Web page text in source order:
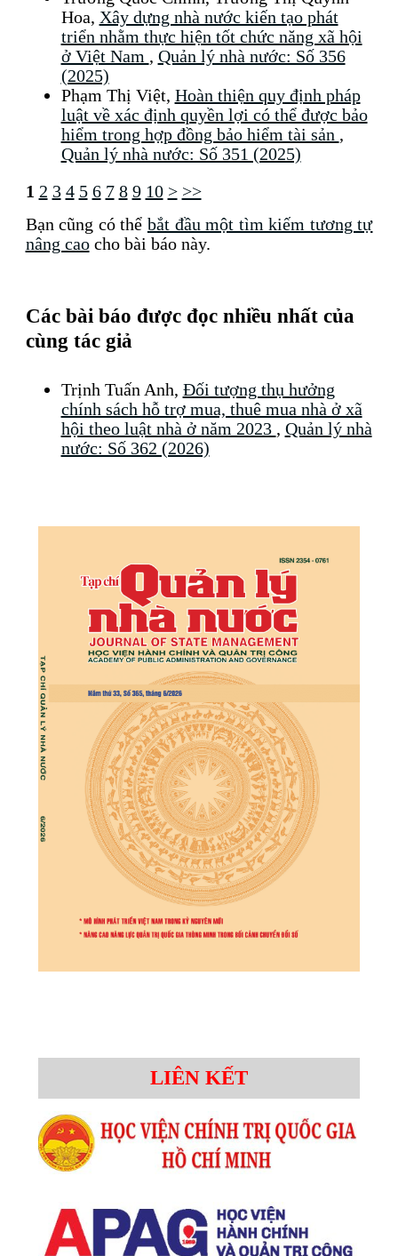
Hoa, Xây dựng nhà nước kiến tạo phát
triển nhằm thực hiện tốt chức năng xã hội
ở Việt Nam , Quản lý nhà nước: Số 356
(2025)
Phạm Thị Việt, Hoàn thiện quy định pháp
luật về xác định quyền lợi có thể được bảo
hiểm trong hợp đồng bảo hiểm tài sản ,
Quản lý nhà nước: Số 351 (2025)
1 2 3 4 5 6 7 8 9 10 > >>
Bạn cũng có thể bắt đầu một tìm kiếm tương tự
nâng caocho bài báo này.
Các bài báo được đọc nhiều nhất của
cùng tác giả
Trịnh Tuấn Anh, Đối tượng thụ hưởng
chính sách hỗ trợ mua, thuê mua nhà ở xã
hội theo luật nhà ở năm 2023 , Quản lý nhà
nước: Số 362 (2026)
LIÊN KẾT